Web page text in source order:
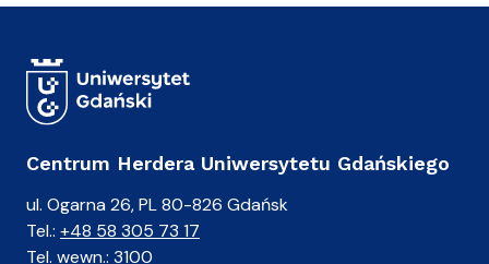
Centrum Herdera Uniwersytetu Gdańskiego
ul. Ogarna 26, PL 80-826 Gdańsk
Tel.: +48 58 305 73 17
Tel. wewn.: 3100